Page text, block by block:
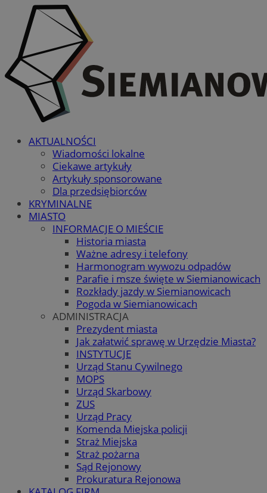
AKTUALNOŚCI
Wiadomości lokalne
Ciekawe artykuły
Artykuły sponsorowane
Dla przedsiębiorców
KRYMINALNE
MIASTO
INFORMACJE O MIEŚCIE
Historia miasta
Ważne adresy i telefony
Harmonogram wywozu odpadów
Parafie i msze święte w Siemianowicach
Rozkłady jazdy w Siemianowicach
Pogoda w Siemianowicach
ADMINISTRACJA
Prezydent miasta
Jak załatwić sprawę w Urzędzie Miasta?
INSTYTUCJE
Urząd Stanu Cywilnego
MOPS
Urząd Skarbowy
ZUS
Urząd Pracy
Komenda Miejska policji
Straż Miejska
Straż pożarna
Sąd Rejonowy
Prokuratura Rejonowa